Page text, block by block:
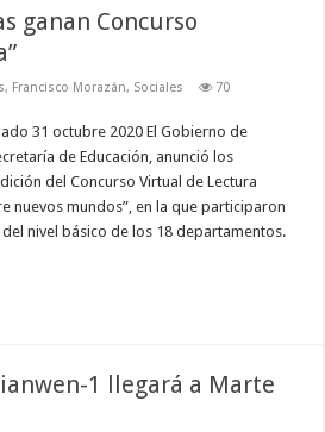
ganan Concurso
, Francisco Morazán, Sociales 70
31 octubre 2020 El Gobierno de
de Educación, anunció los
del Concurso Virtual de Lectura
nuevos mundos”, en la que participaron
nivel básico de los 18 departamentos.
1 llegará a Marte